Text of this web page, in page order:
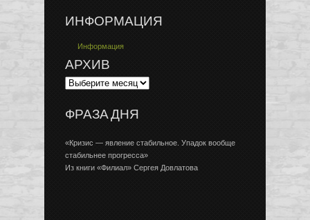
ИНФОРМАЦИЯ
Информация
АРХИВ
ФРАЗА ДНЯ
«Кризис — явление стабильное. Упадок вообще
стабильнее прогресса»
Из книги «Филиал» Сергея Довлатова